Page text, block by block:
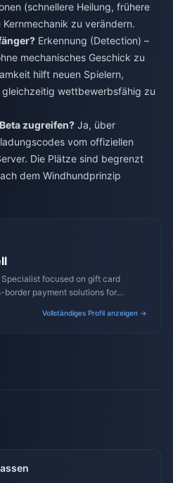
(schnellere Heilung, frühere
zu verändern.
Erkennung (Detection) –
mechanisches Geschick zu
hilft neuen Spielern,
wettbewerbsfähig zu
zugreifen? Ja, über
vom offiziellen
Die Plätze sind begrenzt
dem Windhundprinzip
focused on gift card
border payment solutions for
Vollständiges Profil anzeigen →